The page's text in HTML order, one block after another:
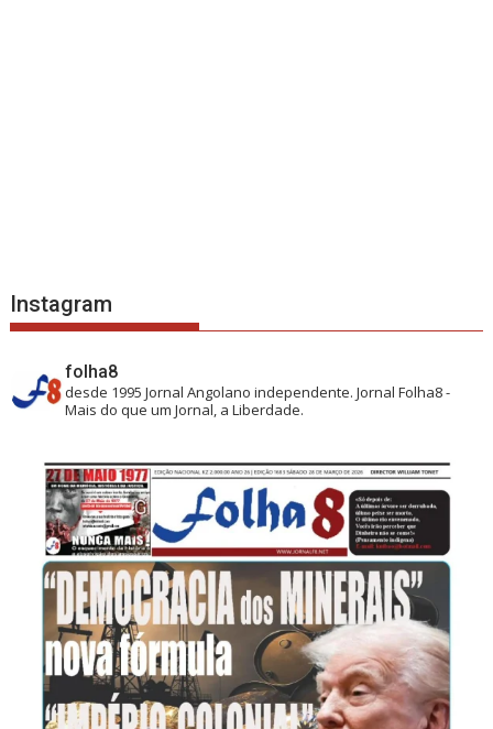
Instagram
folha8
desde 1995 Jornal Angolano independente.Jornal Folha8 -
Mais do que um Jornal, a Liberdade.